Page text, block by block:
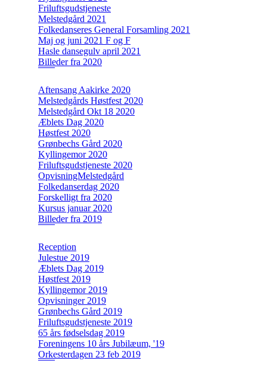
Friluftsgudstjeneste
Melstedgård 2021
Folkedanseres General Forsamling 2021
Maj og juni 2021 F og F
Hasle dansegulv april 2021
Billeder fra 2020
Aftensang Aakirke 2020
Melstedgårds Høstfest 2020
Melstedgård Okt 18 2020
Æblets Dag 2020
Høstfest 2020
Grønbechs Gård 2020
Kyllingemor 2020
Friluftsgudstjeneste 2020
OpvisningMelstedgård
Folkedanserdag 2020
Forskelligt fra 2020
Kursus januar 2020
Billeder fra 2019
Reception
Julestue 2019
Æblets Dag 2019
Høstfest 2019
Kyllingemor 2019
Opvisninger 2019
Grønbechs Gård 2019
Friluftsgudstjeneste 2019
65 års fødselsdag 2019
Foreningens 10 års Jubilæum, '19
Orkesterdagen 23 feb 2019